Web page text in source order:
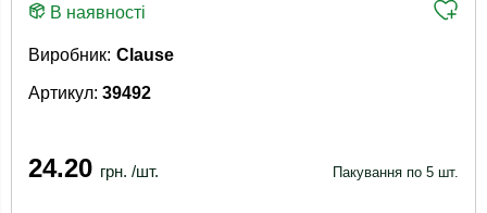
В наявності
Артикул: 39492
Виробник: Clause
24.20 грн. /шт. Пакування по 5 шт.